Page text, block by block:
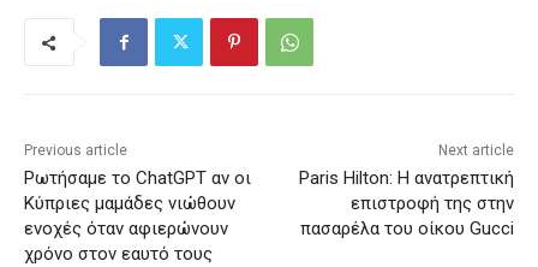
Previous article
Ρωτήσαμε το ChatGPT αν οι
Κύπριες μαμάδες νιώθουν
ενοχές όταν αφιερώνουν
χρόνο στον εαυτό τους
Next article
Paris Hilton: Η ανατρεπτική
επιστροφή της στην
πασαρέλα του οίκου Gucci